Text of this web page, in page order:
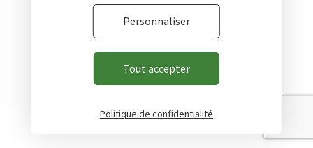
Tout accepter
Personnaliser
Politique de confidentialité